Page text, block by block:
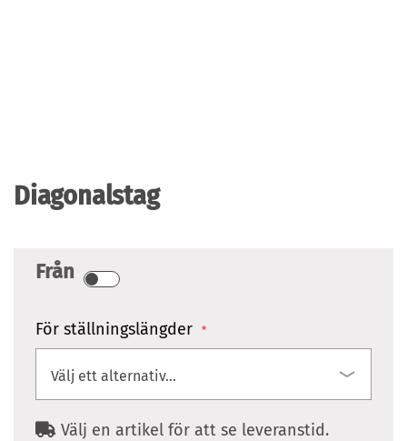
Diagonalstag
Från
För ställningslängder
Välj en artikel för att se leveranstid.
av
bildgalleriet